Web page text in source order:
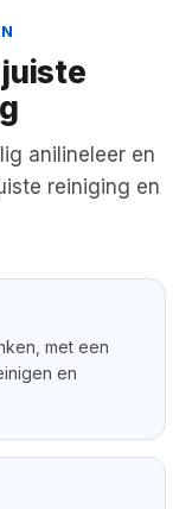
anilineleer en
reiniging en
met een
en